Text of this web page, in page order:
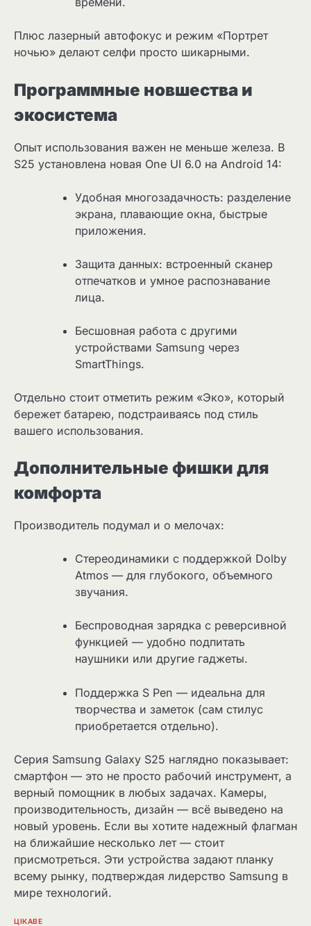
Плюс лазерный автофокус и режим «Портрет
ночью» делают селфи просто шикарными.
Программные новшества и
экосистема
Опыт использования важен не меньше железа. В
S25 установлена новая One UI 6.0 на Android 14:
Удобная многозадачность: разделение
экрана, плавающие окна, быстрые
приложения.
Защита данных: встроенный сканер
отпечатков и умное распознавание
лица.
Бесшовная работа с другими
устройствами Samsung через
SmartThings.
Отдельно стоит отметить режим «Эко», который
бережет батарею, подстраиваясь под стиль
вашего использования.
Дополнительные фишки для
комфорта
Производитель подумал и о мелочах:
Стереодинамики с поддержкой Dolby
Atmos — для глубокого, объемного
звучания.
Беспроводная зарядка с реверсивной
функцией — удобно подпитать
наушники или другие гаджеты.
Поддержка S Pen — идеальна для
творчества и заметок (сам стилус
приобретается отдельно).
Серия Samsung Galaxy S25 наглядно показывает:
смартфон — это не просто рабочий инструмент, а
верный помощник в любых задачах. Камеры,
производительность, дизайн — всё выведено на
новый уровень. Если вы хотите надежный флагман
на ближайшие несколько лет — стоит
присмотреться. Эти устройства задают планку
всему рынку, подтверждая лидерство Samsung в
мире технологий.
ЦІКАВЕ